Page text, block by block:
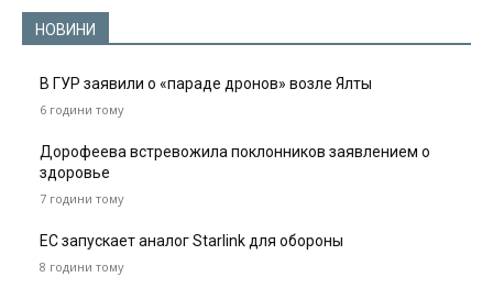
НОВИНИ
В ГУР заявили о «параде дронов» возле Ялты
6 години тому
Дорофеева встревожила поклонников заявлением о
здоровье
7 години тому
ЕС запускает аналог Starlink для обороны
8 години тому